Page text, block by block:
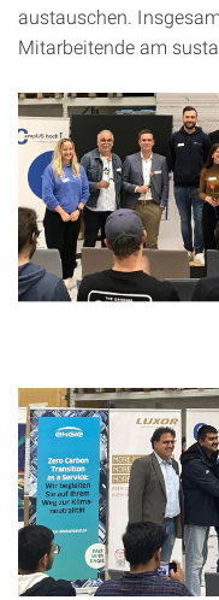
austauschen.
Mitarbeitende am